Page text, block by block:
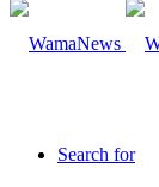
Search for